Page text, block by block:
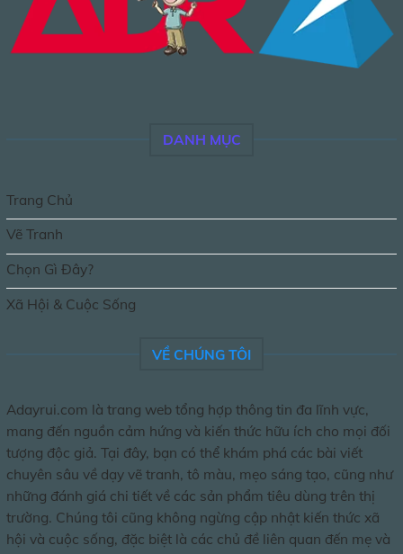
DANH MỤC
Trang Chủ
Vẽ Tranh
Chọn Gì Đây?
Xã Hội & Cuộc Sống
VỀ CHÚNG TÔI
Adayrui.com là trang web tổng hợp thông tin đa lĩnh vực,
mang đến nguồn cảm hứng và kiến thức hữu ích cho mọi đối
tượng độc giả. Tại đây, bạn có thể khám phá các bài viết
chuyên sâu về dạy vẽ tranh, tô màu, mẹo sáng tạo, cũng như
những đánh giá chi tiết về các sản phẩm tiêu dùng trên thị
trường. Chúng tôi cũng không ngừng cập nhật kiến thức xã
hội và cuộc sống, đặc biệt là các chủ đề liên quan đến mẹ và